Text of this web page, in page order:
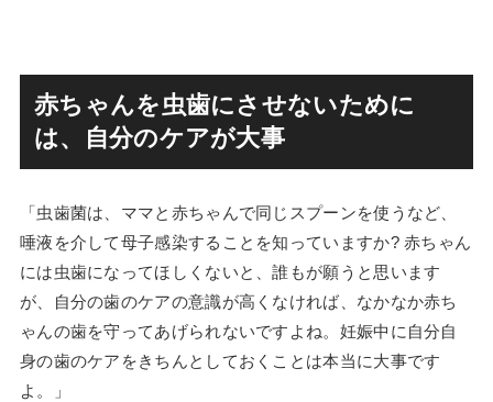
赤ちゃんを虫歯にさせないために
は、自分のケアが大事
「虫歯菌は、ママと赤ちゃんで同じスプーンを使うなど、
唾液を介して母子感染することを知っていますか? 赤ちゃん
には虫歯になってほしくないと、誰もが願うと思います
が、自分の歯のケアの意識が高くなければ、なかなか赤ち
ゃんの歯を守ってあげられないですよね。妊娠中に自分自
身の歯のケアをきちんとしておくことは本当に大事です
よ。」